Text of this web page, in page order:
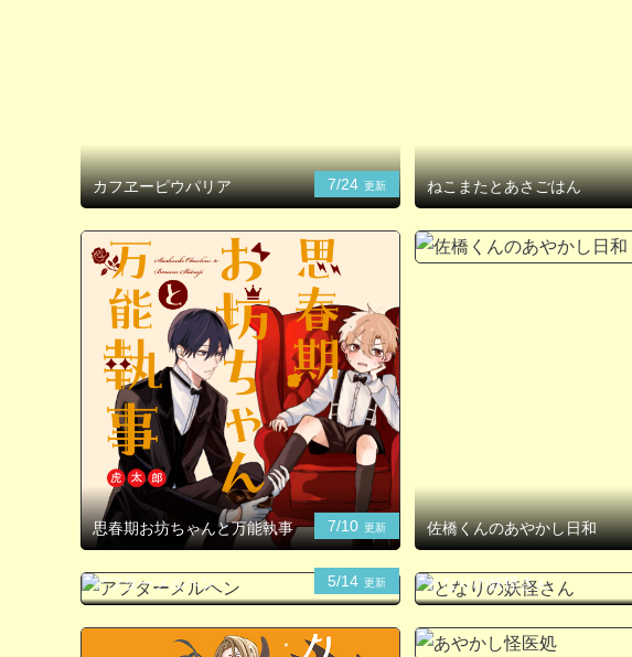
カフヱーピウパリア 7/24 更新 ねこまたとあさごはん
思春期お坊ちゃんと万能執事 7/10 更新 佐橋くんのあやかし日和
アフターメルヘン 5/14 更新 となりの妖怪さん